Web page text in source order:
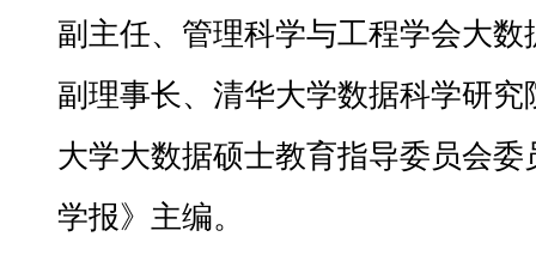
副主任、管理科学与工程学会大
副理事长、清华大学数据科学研
大学大数据硕士教育指导委员会
学报》主编。